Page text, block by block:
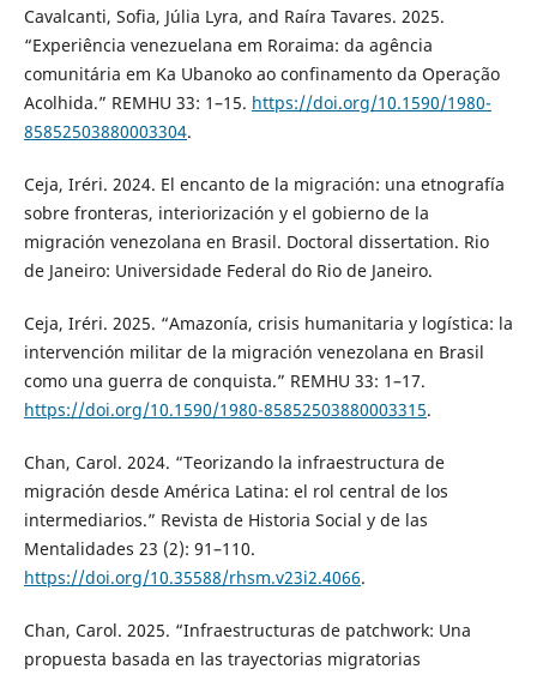
Cavalcanti, Sofia, Júlia Lyra, and Raíra Tavares. 2025.
“Experiência venezuelana em Roraima: da agência
comunitária em Ka Ubanoko ao confinamento da Operação
Acolhida.” REMHU 33: 1–15. https://doi.org/10.1590/1980-
85852503880003304.
Ceja, Iréri. 2024. El encanto de la migración: una etnografía
sobre fronteras, interiorización y el gobierno de la
migración venezolana en Brasil. Doctoral dissertation. Rio
de Janeiro: Universidade Federal do Rio de Janeiro.
Ceja, Iréri. 2025. “Amazonía, crisis humanitaria y logística: la
intervención militar de la migración venezolana en Brasil
como una guerra de conquista.” REMHU 33: 1–17.
https://doi.org/10.1590/1980-85852503880003315.
Chan, Carol. 2024. “Teorizando la infraestructura de
migración desde América Latina: el rol central de los
intermediarios.” Revista de Historia Social y de las
Mentalidades 23 (2): 91–110.
https://doi.org/10.35588/rhsm.v23i2.4066.
Chan, Carol. 2025. “Infraestructuras de patchwork: Una
propuesta basada en las trayectorias migratorias